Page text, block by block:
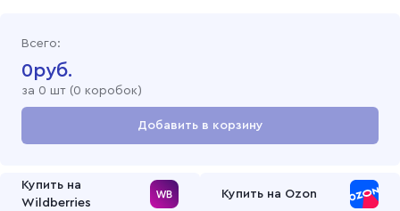
Всего:
0руб.
за 0 шт (0 коробок)
Добавить в корзину
Купить на
Wildberries
Купить на Ozon